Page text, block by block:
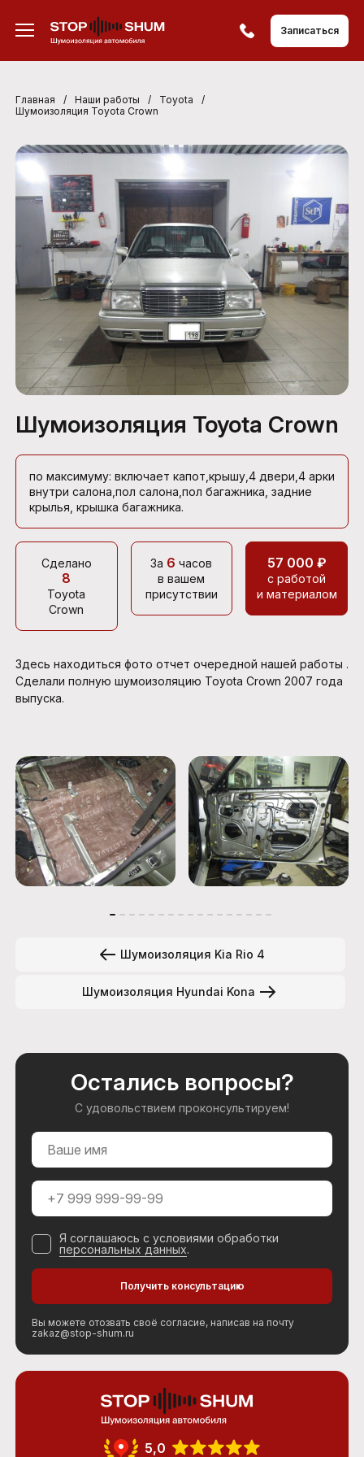
Записаться
Главная / Наши работы / Toyota
/
Шумоизоляция Toyota Crown
Шумоизоляция Toyota Crown
по максимуму: включает капот,крышу,4 двери,4 арки
внутри салона,пол салона,пол багажника, задние
крылья, крышка багажника.
Сделано
8
Toyota
Crown
За 6 часов
в вашем
присутствии
57 000 ₽
с работой
и материалом
Здесь находиться фото отчет очередной нашей работы .
Сделали полную шумоизоляцию Toyota Crown 2007 года
выпуска.
Шумоизоляция Kia Rio 4
Шумоизоляция Hyundai Kona
Остались вопросы?
С удовольствием проконсультируем!
Я соглашаюсь с условиями обработки
персональных данных.
Вы можете отозвать своё согласие, написав на почту
zakaz@stop-shum.ru
5,0